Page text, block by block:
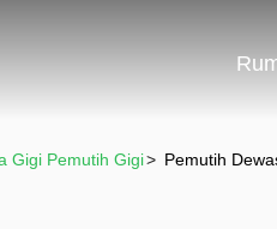
Gigi Pemutih Gigi> Pemutih